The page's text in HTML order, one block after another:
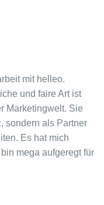
mit helleo.
und faire Art ist
Marketingwelt. Sie
sondern als Partner
Es hat mich
mega aufgeregt für